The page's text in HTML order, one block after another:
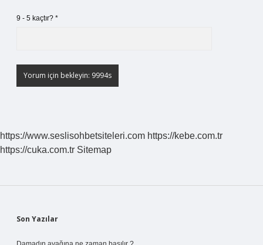
9 - 5 kaçtır? *
https://www.seslisohbetsiteleri.com https://kebe.com.tr
https://cuka.com.tr Sitemap
Sidebar
Son Yazılar